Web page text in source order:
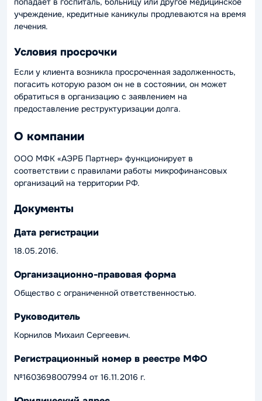
учреждение, кредитные каникулы продлеваются на время
лечения.
Условия просрочки
Если у клиента возникла просроченная задолженность,
погасить которую разом он не в состоянии, он может
обратиться в организацию с заявлением на
предоставление реструктуризации долга.
О компании
ООО МФК «АЭРБ Партнер» функционирует в
соответствии с правилами работы микрофинансовых
организаций на территории РФ.
Документы
Дата регистрации
18.05.2016.
Организационно-правовая форма
Общество с ограниченной ответственностью.
Руководитель
Корнилов Михаил Сергеевич.
Регистрационный номер в реестре МФО
№1603698007994 от 16.11.2016 г.